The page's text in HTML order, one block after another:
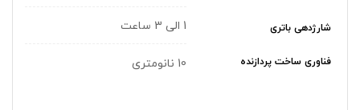
شارژدهی باتری 1 الی 3 ساعت
فناوری ساخت پردازنده 10 نانومتری